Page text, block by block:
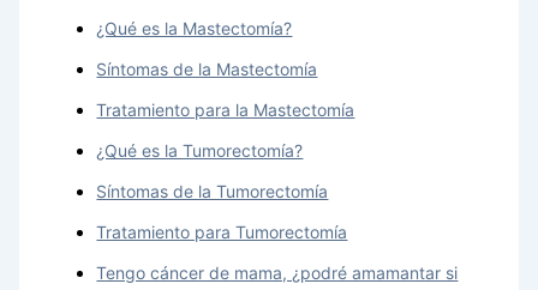
¿Qué es la Mastectomía?
Síntomas de la Mastectomía
Tratamiento para la Mastectomía
¿Qué es la Tumorectomía?
Síntomas de la Tumorectomía
Tratamiento para Tumorectomía
Tengo cáncer de mama, ¿podré amamantar si